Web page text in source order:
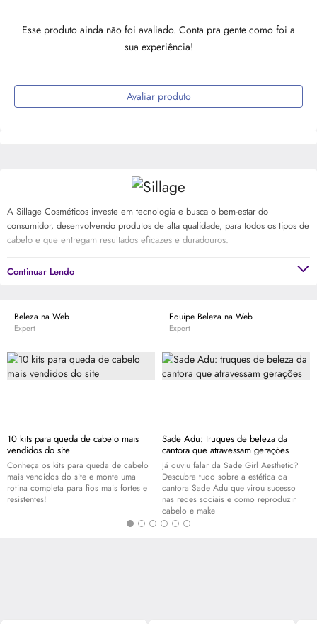
Esse produto ainda não foi avaliado. Conta pra gente como foi a
sua experiência!
Avaliar produto
A Sillage Cosméticos investe em tecnologia e busca o bem-estar do
consumidor, desenvolvendo produtos de alta qualidade, para todos os tipos de
cabelo e que entregam resultados eficazes e duradouros.
Continuar Lendo
Beleza na Web
Expert
10 kits para queda de cabelo mais
vendidos do site
Conheça os kits para queda de cabelo
mais vendidos do site e monte uma
rotina completa para fios mais fortes e
resistentes!
Equipe Beleza na Web
Expert
Sade Adu: truques de beleza da
cantora que atravessam gerações
Já ouviu falar da Sade Girl Aesthetic?
Descubra tudo sobre a estética da
cantora Sade Adu que virou sucesso
nas redes sociais e como reproduzir
cabelo e make